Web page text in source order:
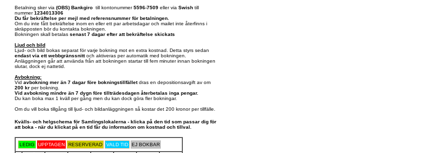
Betalning sker via (OBS) Bankgiro till kontonummer5596-7509 eller via Swish till
nummer1234013306
Du får bekräftelse per mejl med referensnummer för betalningen.
Om du inte fått bekräftelse inom en eller ett par arbetsdagar och mailet inte återfinns i
skräpposten bör du kontakta bokningen.
Bokningen skall betalas senast 7 dagar efter att bekräftelse skickats
Ljud och bild
Ljud- och bild bokas separat för varje bokning mot en extra kostnad. Detta styrs sedan
endast via ett webbgränssnittoch aktiveras per automatik med bokningen.
Anläggningen går att använda från att bokningen startar till fem minuter innan bokningen
slutar, dock ej nattetid.
Avbokning:
Vid avbokning mer än 7 dagar före bokningstillfälletdras en depositionsavgift av om
200 kr per bokning.
Vid avbokning mindre än 7 dygn före tillträdesdagen återbetalas inga pengar.
Du kan boka max 1 kväll per gång men du kan dock göra fler bokningar.
Om du vill boka tillgång till ljud- och bildanläggningen så kostar det 200 kronor per tillfälle.
Kvälls- och helgschema för Samlingslokalerna - klicka på den tid som passar dig för
att boka - när du klickat på en tid får du information om kostnad och tillval.
LEDIG UPPTAGEN RESERVERAD VALD TID EJ BOKBAR